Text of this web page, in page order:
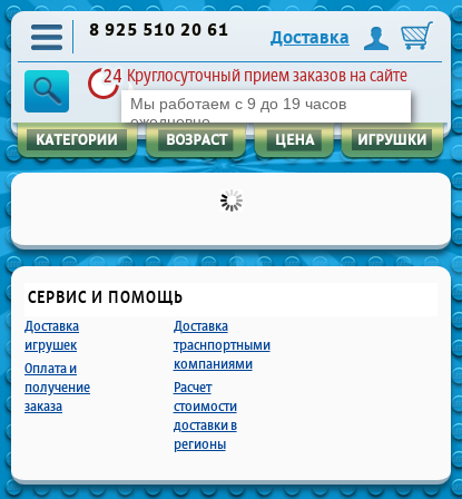
8 925 510 20 61
Доставка
Круглосуточный прием заказов на сайте
Мы работаем с 9 до 19 часов
ежедневно
СЕРВИС И ПОМОЩЬ
Доставка
игрушек
Оплата и
получение
заказа
Доставка
траснпортными
компаниями
Расчет
стоимости
доставки в
регионы